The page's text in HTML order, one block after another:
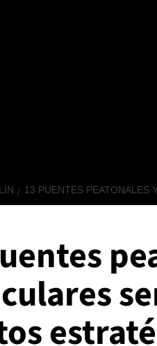
13 PUENTES PEATONALES